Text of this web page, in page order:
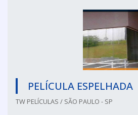
PELÍCULA ESPELHADA
TW PELÍCULAS / SÃO PAULO - SP